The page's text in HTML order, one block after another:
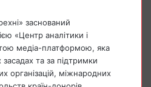
заснований
«Центр аналітики і
медіа-платформою, яка
та за підтримки
організацій, міжнародних